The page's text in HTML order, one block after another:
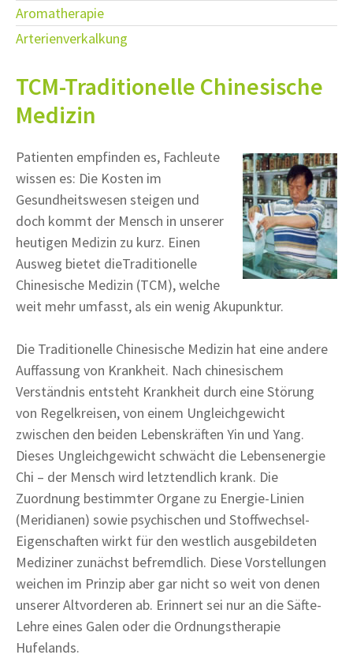
Aromatherapie
Arterienverkalkung
TCM-Traditionelle Chinesische
Medizin
Patienten empfinden es, Fachleute
wissen es: Die Kosten im
Gesundheitswesen steigen und
doch kommt der Mensch in unserer
heutigen Medizin zu kurz. Einen
Ausweg bietet dieTraditionelle
Chinesische Medizin (TCM), welche
weit mehr umfasst, als ein wenig Akupunktur.
Die Traditionelle Chinesische Medizin hat eine andere
Auffassung von Krankheit. Nach chinesischem
Verständnis entsteht Krankheit durch eine Störung
von Regelkreisen, von einem Ungleichgewicht
zwischen den beiden Lebenskräften Yin und Yang.
Dieses Ungleichgewicht schwächt die Lebensenergie
Chi – der Mensch wird letztendlich krank. Die
Zuordnung bestimmter Organe zu Energie-Linien
(Meridianen) sowie psychischen und Stoffwechsel-
Eigenschaften wirkt für den westlich ausgebildeten
Mediziner zunächst befremdlich. Diese Vorstellungen
weichen im Prinzip aber gar nicht so weit von denen
unserer Altvorderen ab. Erinnert sei nur an die Säfte-
Lehre eines Galen oder die Ordnungstherapie
Hufelands.